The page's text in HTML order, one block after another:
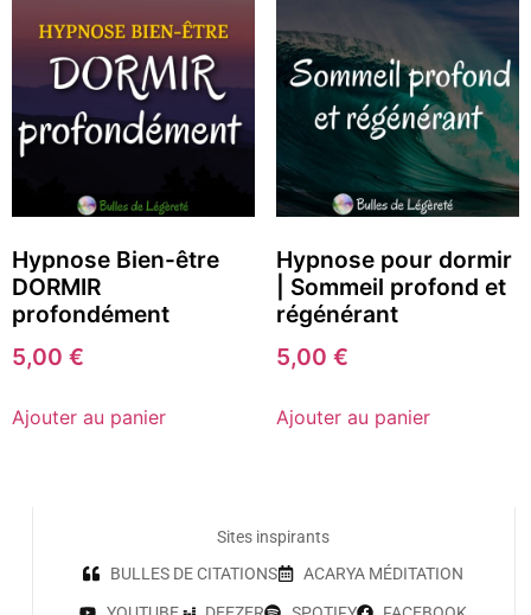
Hypnose Bien-être
DORMIR
profondément
5,00 €
Ajouter au panier
Hypnose pour dormir
| Sommeil profond et
régénérant
5,00 €
Ajouter au panier
Sites inspirants
BULLES DE CITATIONS
ACARYA MÉDITATION